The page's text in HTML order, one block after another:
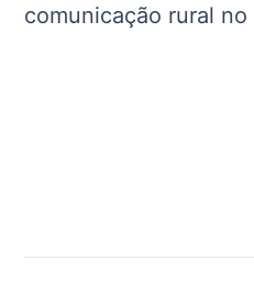
comunicação rural no